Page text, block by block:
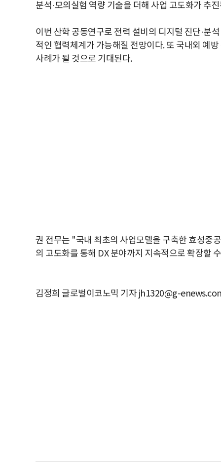
분석·모의실험 역량 기술을 더해 사업 고도화가 추
이번 산학 공동연구로 전력 설비의 디지털 진단·분
적인 협력체계가 가능해질 전망이다. 또 국내외 예
사례가 될 것으로 기대된다.
권 전무는 "국내 최초의 사업모델을 구축한 효성중
의 고도화를 통해 DX 분야까지 지속적으로 확장할
김정희 글로벌이코노믹 기자 jh1320@g-